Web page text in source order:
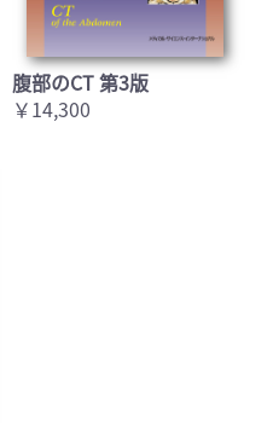
腹部のCT 第3版
￥14,300